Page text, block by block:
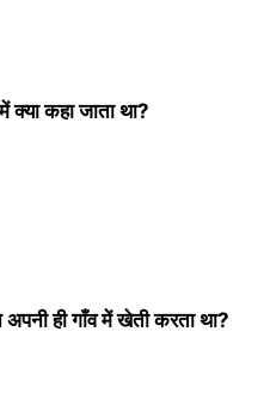
कहा जाता था?
ही गाँव में खेती करता था?